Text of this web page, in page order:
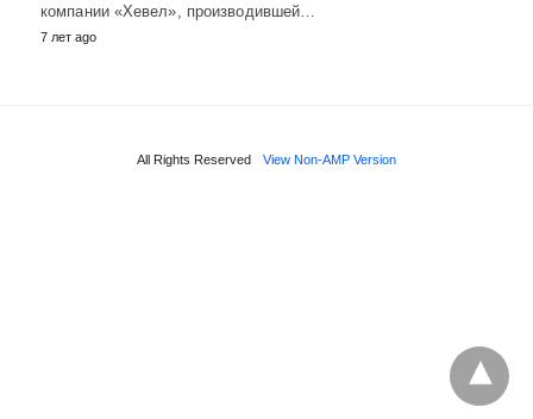
компании «Хевел», производившей…
7 лет ago
All Rights Reserved View Non-AMP Version